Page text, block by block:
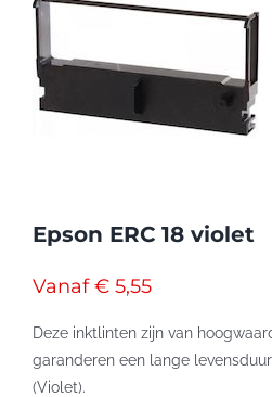
Epson ERC 18 violet
Vanaf € 5,55
Deze inktlinten zijn van
garanderen een lange
(Violet).